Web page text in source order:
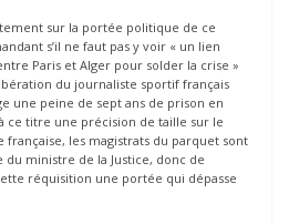
sur la portée politique de ce
s’il ne faut pas y voir « un lien
Paris et Alger pour solder la crise »
du journaliste sportif français
une peine de sept ans de prison en
ce titre une précision de taille sur le
les magistrats du parquet sont
du ministre de la Justice, donc de
réquisition une portée qui dépasse